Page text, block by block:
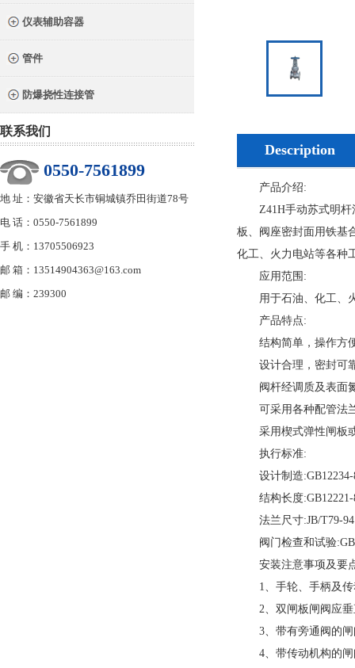
仪表辅助容器
管件
防爆挠性连接管
联系我们
0550-7561899
地 址：安徽省天长市铜城镇乔田街道78号
电 话：0550-7561899
手 机：13705506923
邮 箱：13514904363@163.com
邮 编：239300
Description
产品介绍:
Z41H手动苏式明杆法
板、阀座密封面用铁基
化工、火力电站等各种
应用范围:
用于石油、化工、火
产品特点:
结构简单，操作方便
设计合理，密封可靠
阀杆经调质及表面氮
可采用各种配管法兰
采用楔式弹性闸板或
执行标准:
设计制造:GB12234-
结构长度:GB12221-
法兰尺寸:JB/T79-94
阀门检查和试验
安装注意事项及要
1、手轮、手柄及传
2、双闸板闸阀应垂
3、带有旁通阀的闸
4、带传动机构的闸